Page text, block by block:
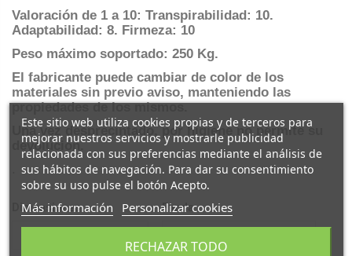
Valoración de 1 a 10: Transpirabilidad: 10.
Adaptabilidad: 8. Firmeza: 10
Peso máximo soportado: 250 Kg.
El fabricante puede cambiar de color de los
materiales sin previo aviso, manteniendo las
propiedades de los mismos.
Una vez desprecintado, por higiene no permite su
devolución.
Dimensiones Funda
Este sitio web utiliza cookies propias y de terceros para
mejorar nuestros servicios y mostrarle publicidad
relacionada con sus preferencias mediante el análisis de
sus hábitos de navegación. Para dar su consentimiento
sobre su uso pulse el botón Acepto.
Más información Personalizar cookies
RECHAZAR TODO